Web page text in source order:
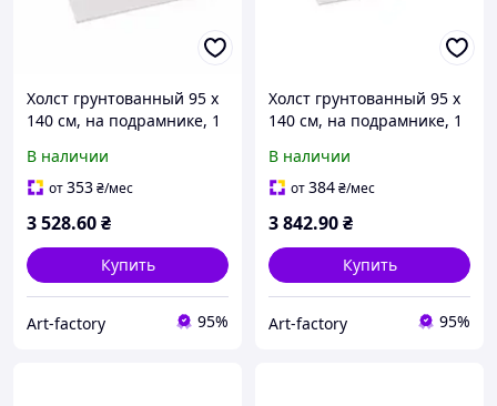
Холст грунтованный 95 х
140 см, на подрамнике, 1
зерно, хлопок, планка
55х18 мм
В наличии
от353₴/мес
3 528.60₴
Купить
Art-factory 95%
Холст грунтованный 95 х
140 см, на подрамнике, 1
хлопок, планка 55х18 мм
В наличии
от384₴/мес
3 842.90₴
Купить
Art-factory 95%